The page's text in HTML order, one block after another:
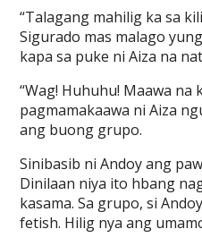
“Talagang mahilig ka sa
Sigurado mas malago
kapa sa puke ni Aiza na
“Wag! Huhuhu! Maawa na
pagmamakaawa ni Aiza
ang buong grupo.
Sinibasib ni Andoy ang
Dinilaan niya ito hbang
kasama. Sa grupo, si
fetish. Hilig nya ang